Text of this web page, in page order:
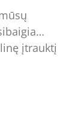
įtrauktį